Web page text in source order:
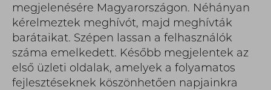
megjelenésére Magyarországon. Néhányan
kérelmeztek meghívót, majd meghívták
barátaikat. Szépen lassan a felhasználók
száma emelkedett. Később megjelentek az
első üzleti oldalak, amelyek a folyamatos
fejlesztéseknek köszönhetően napjainkra